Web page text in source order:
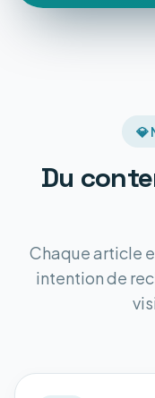
💎
Du
Chaque article
intention de